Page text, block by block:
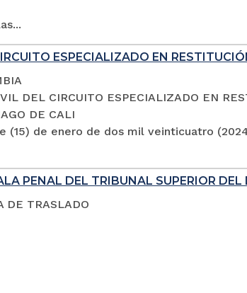
ESPECIALIZADO EN
DEL CIRCUITO ESPECIALIZADO EN
DE CALI
(15) de enero de dos mil veinticuatro
PENAL DEL TRIBUNAL SUPERIOR
DE TRASLADO